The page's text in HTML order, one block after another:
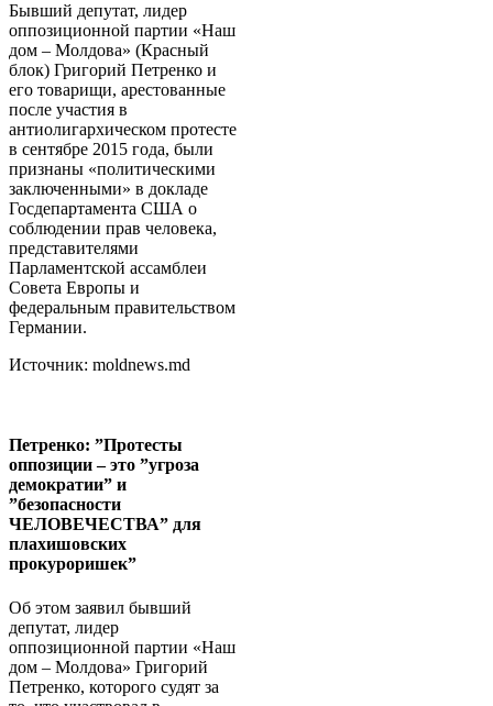
Бывший депутат, лидер
оппозиционной партии «Наш
дом – Молдова» (Красный
блок) Григорий Петренко и
его товарищи, арестованные
после участия в
антиолигархическом протесте
в сентябре 2015 года, были
признаны «политическими
заключенными» в докладе
Госдепартамента США о
соблюдении прав человека,
представителями
Парламентской ассамблеи
Совета Европы и
федеральным правительством
Германии.
Источник: moldnews.md
Петренко: ”Протесты
оппозиции – это ”угроза
демократии” и
”безопасности
ЧЕЛОВЕЧЕСТВА” для
плахишовских
прокуроришек”
Об этом заявил бывший
депутат, лидер
оппозиционной партии «Наш
дом – Молдова» Григорий
Петренко, которого судят за